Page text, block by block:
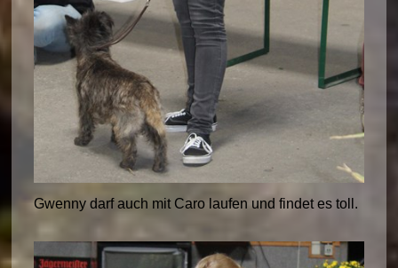
Gwenny darf auch mit Caro laufen und findet es toll.